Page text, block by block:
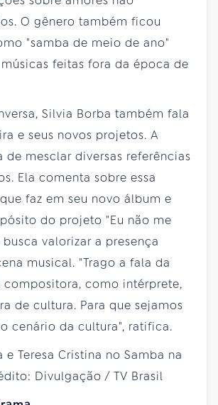
O gênero também ficou
"samba de meio de ano"
feitas fora da época de
Silvia Borba também fala
e seus novos projetos. A
de mesclar diversas referências
Ela comenta sobre essa
faz em seu novo álbum e
do projeto "Eu não me
valorizar a presença
musical. "Trago a fala da
compositora, como intérprete,
de cultura. Para que sejamos
cenário da cultura", ratifica.